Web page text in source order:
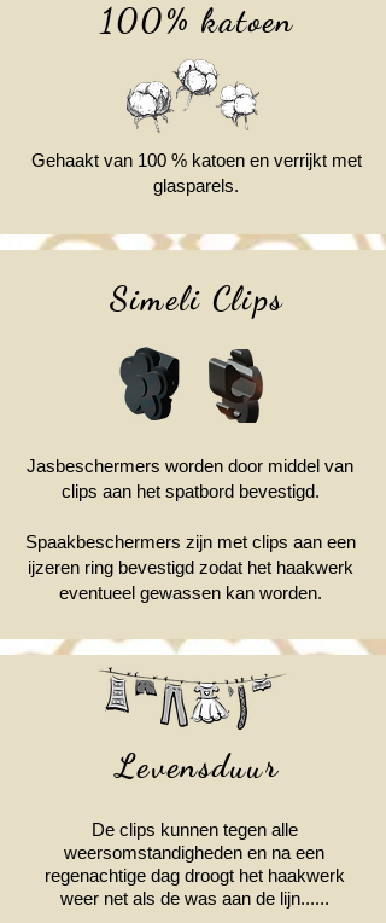
100% katoen
Gehaakt van 100 % katoen en verrijkt met
glasparels.
Simeli Clips
Jasbeschermers worden door middel van
clips aan het spatbord bevestigd.
Spaakbeschermers zijn met clips aan een
ijzeren ring bevestigd zodat het haakwerk
eventueel gewassen kan worden.
Levensduur
De clips kunnen tegen alle
weersomstandigheden en na een
regenachtige dag droogt het haakwerk
weer net als de was aan de lijn......